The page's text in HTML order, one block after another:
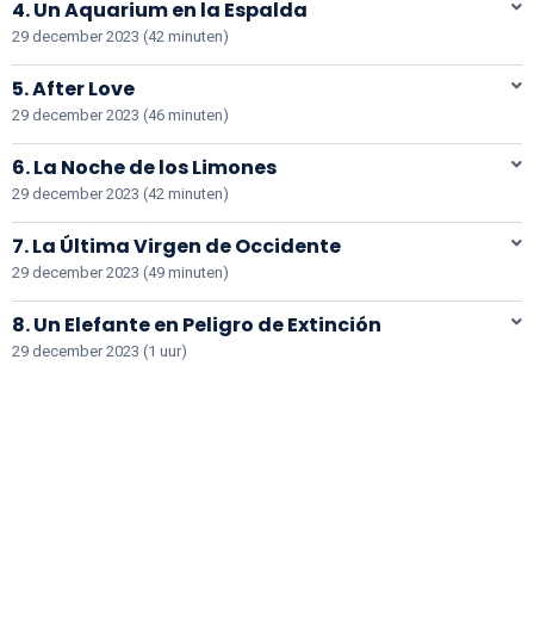
4. Un Aquarium en la Espalda
29 december 2023 (42 minuten)
5. After Love
29 december 2023 (46 minuten)
6. La Noche de los Limones
29 december 2023 (42 minuten)
7. La Última Virgen de Occidente
29 december 2023 (49 minuten)
8. Un Elefante en Peligro de Extinción
29 december 2023 (1 uur)